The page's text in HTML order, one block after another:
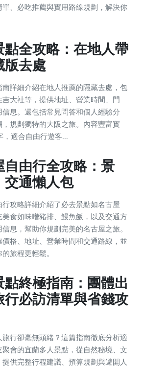
、必吃推薦與實用路線規劃，解決你
點全攻略：在地人帶
版去處
詳細介紹在地人推薦的隱藏去處，包
大社等，提供地址、營業時間、門
息。還包括常見問答和個人經驗分
規劃獨特的大阪之旅。內容豐富實
，適合自由行遊客...
自由行全攻略：景
交通懶人包
攻略詳細介紹了必去景點如名古屋
食如味噌豬排、鰻魚飯，以及交通方
息，幫助你規劃完美的名古屋之旅。
格、地址、營業時間和交通路線，並
旅程更輕鬆。
點終極指南：團體出
行必訪清單與省錢攻
行卻毫無頭緒？這篇指南徹底分析適
會的宜蘭多人景點，從自然秘境、文
供完整行程建議、預算規劃與避開人